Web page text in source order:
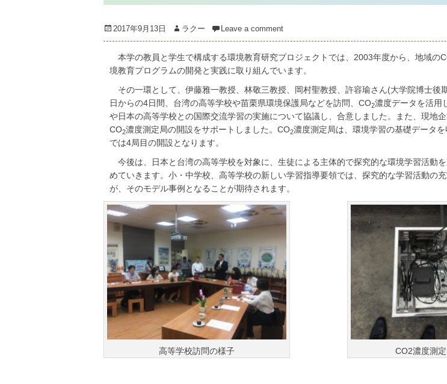
Posted
on
2017年9月13日 Author
ラクー Leave a comment
本学の教員と学生で構成する環境教育研究プロジェクトでは、2003年度から、地域の
境教育プログラムの開発と実践に取り組んでいます。
その一環として、伊藤雅一教授、林敬三教授、岡村聖教授、許容瑜さん(大学院博士後
日からの4日間、台湾の高等学校や苗栗県環境保護局などを訪問、CO2濃度データを活用
や日本の高等学校との国際交流学習の実施について協議し、合意しました。また、現地
CO2濃度測定局の開設をサポートしました。CO2濃度測定局は、環境学習の基礎データ
では4局目の開設となります。
今後は、日本と台湾の高等学校を対象に、生徒による主体的で探究的な環境学習活動
めていきます。小・中学校、高等学校の新しい学習指導要領では、探究的な学習活動の
が、そのモデル事例となることが期待されます。
高等学校訪問の様子 CO2濃度測